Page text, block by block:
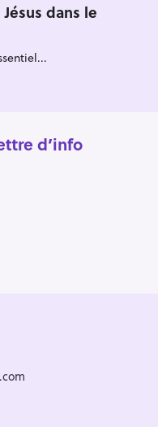
dans le
d’info